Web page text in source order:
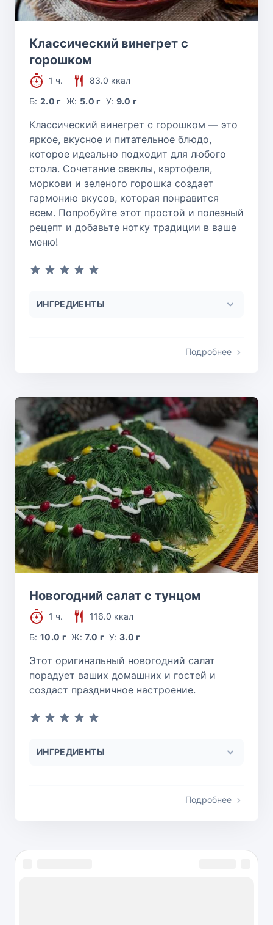
Классический винегрет с
горошком
1 ч.
83.0 ккал
Б:2.0 г Ж: 5.0 г У: 9.0 г
Классический винегрет с горошком — это
яркое, вкусное и питательное блюдо,
которое идеально подходит для любого
стола. Сочетание свеклы, картофеля,
моркови и зеленого горошка создает
гармонию вкусов, которая понравится
всем. Попробуйте этот простой и полезный
рецепт и добавьте нотку традиции в ваше
меню!
ИНГРЕДИЕНТЫ
Подробнее
Новогодний салат с тунцом
1 ч.
116.0 ккал
Б:10.0 г Ж:7.0 г У:3.0 г
Этот оригинальный новогодний салат
порадует ваших домашних и гостей и
создаст праздничное настроение.
ИНГРЕДИЕНТЫ
Подробнее